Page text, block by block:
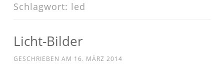
Schlagwort: led
Licht-Bilder
GESCHRIEBEN AM 16. MÄRZ 2014